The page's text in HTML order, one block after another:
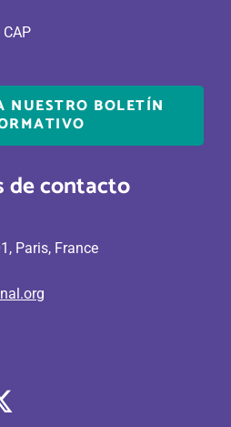
de contacto
Paris, France
NUESTRO BOLETÍN